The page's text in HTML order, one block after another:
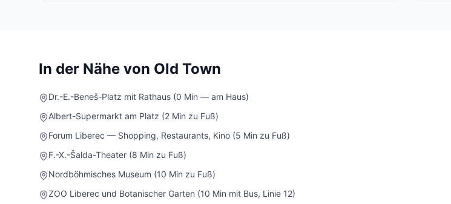
In der Nähe von Old Town
Dr.-E.-Beneš-Platz mit Rathaus (0 Min — am Haus)
Albert-Supermarkt am Platz (2 Min zu Fuß)
Forum Liberec — Shopping, Restaurants, Kino (5 Min zu Fuß)
F.-X.-Šalda-Theater (8 Min zu Fuß)
Nordböhmisches Museum (10 Min zu Fuß)
ZOO Liberec und Botanischer Garten (10 Min mit Bus, Linie 12)